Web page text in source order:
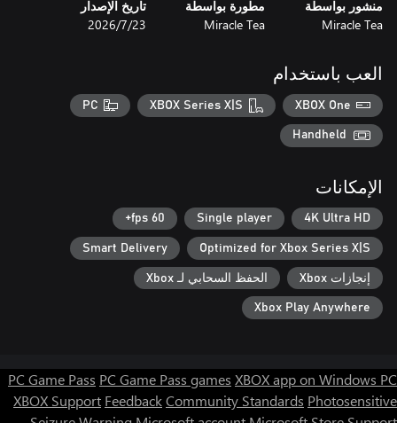
منشور بواسطة
Miracle Tea
مطورة بواسطة
Miracle Tea
تاريخ الإصدار
23‏/7‏/2026
العب باستخدام
XBOX One
XBOX Series X|S
PC
Handheld
الإمكانات
4K Ultra HD
Single player
60 fps+
Optimized for Xbox Series X|S
Smart Delivery
إنجازات Xbox الحفظ السحابي لـ Xbox
Xbox Play Anywhere
PC Game Pass PC Game Pass games XBOX app on Windows PC
XBOX Support FeedbackCommunity Standards Photosensitive